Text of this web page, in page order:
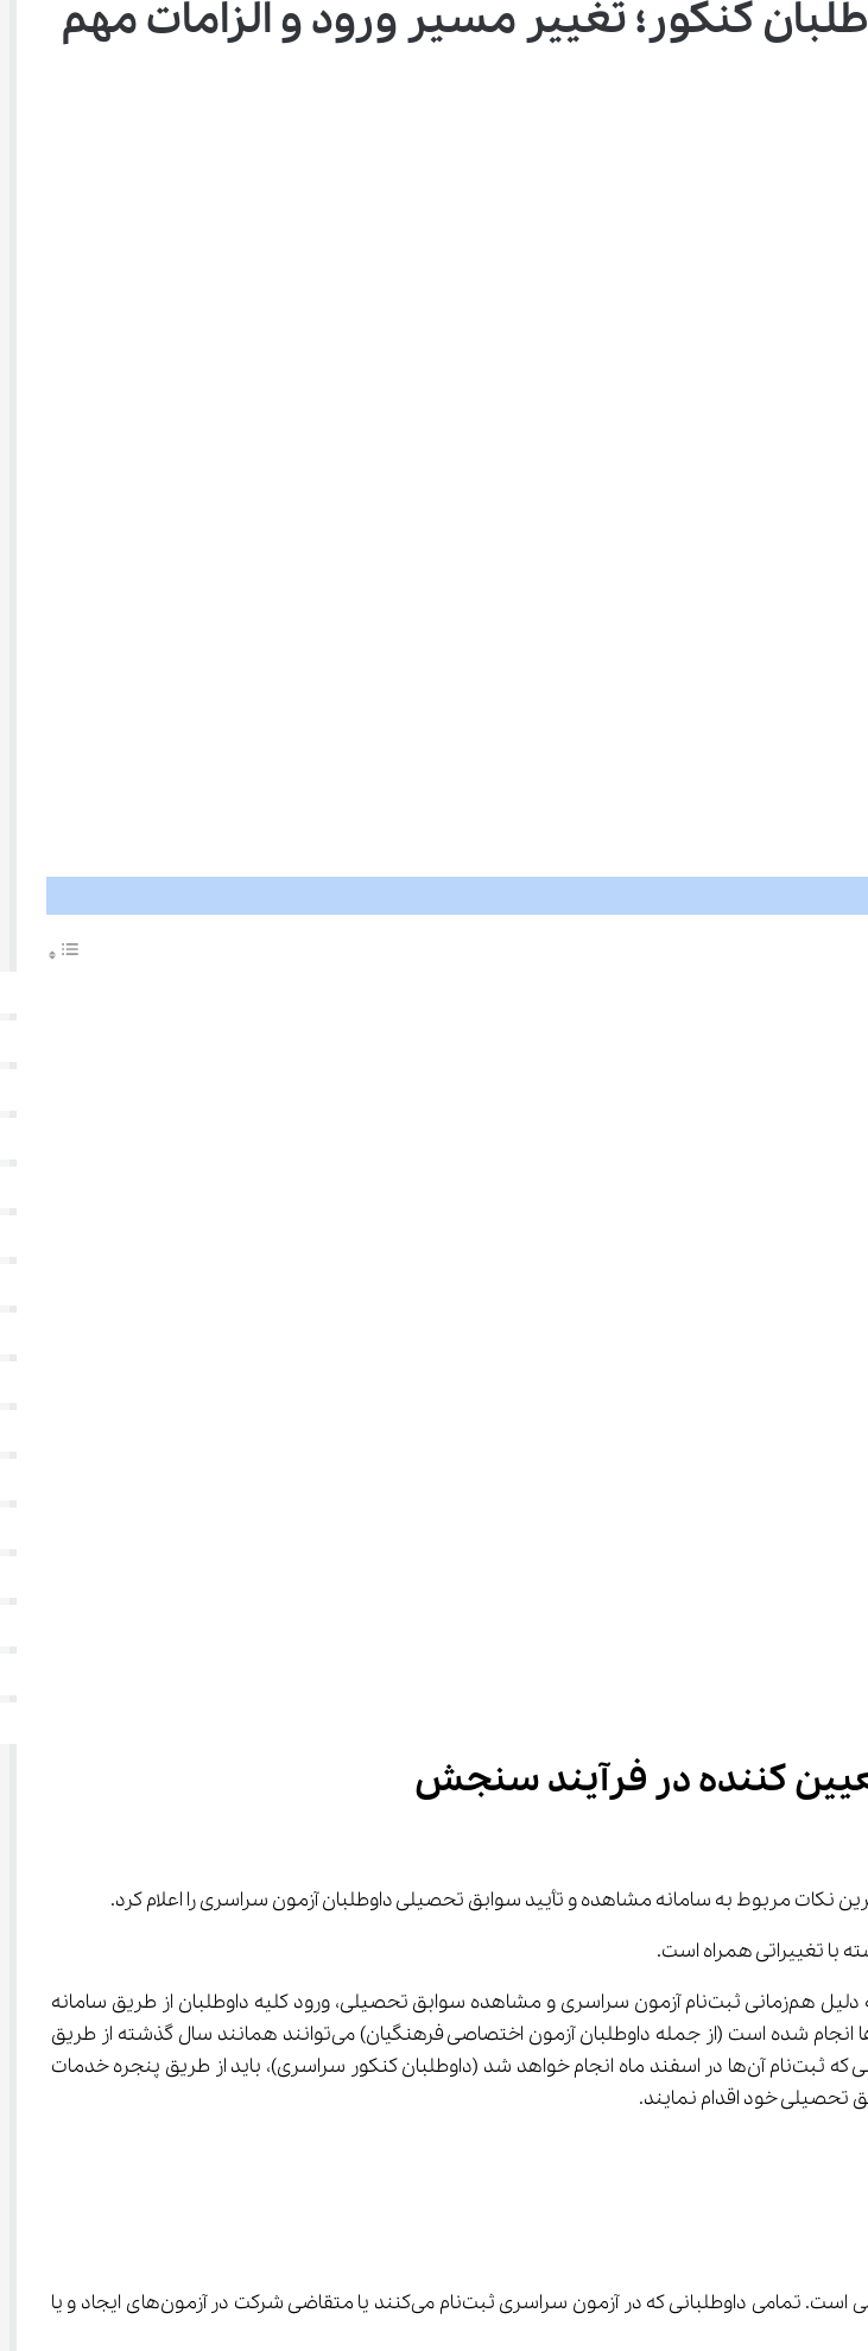
کنکور؛ تغییر مسیر ورود و الزامات مهم
سنجش
مهم‌ترین تغییر، مربوط به نحوه ورود داوطلبان به سامانه است. در سال‌های گذشته به دلیل هم‌زمانی ثبت‌نام آزمون سراسری و مشاهده سوابق تحصیلی، ورود کلیه داوطلبان از طریق سامانه
سازمان سنجش آموزش کشور انجام می‌شد؛ اما در سال جاری، داوطلبانی که ثبت‌نام آن‌ها انجام شده است (از جمله داوطلبان آزمون اختصاصی فرهنگیان) می‌توانند همانند سال گذشته از طریق
سامانه جامع آزمون‌های سراسری به نشانی my.sanjesh.org اقدام کنند. سایر متقاضیانی که ثبت‌نام آن‌ها در اسفند ماه انجام خواهد شد (داوطلبان کنکور سراسری)، باید از طریق پنجره خدمات
بخش مشاهده و تأیید سوابق تحصیلی که فعالیت آن از نهم بهمن‌ماه آغاز می‌شود، الزامی است. تمامی داوطلبانی که در آزمون سراسری ثبت‌نام می‌کنند یا متقاضی شرکت در آزمون‌های ایجاد و یا